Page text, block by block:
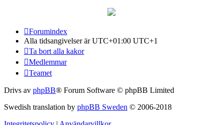
Forumindex
Alla tidsangivelser är UTC+01:00 UTC+1
Ta bort alla kakor
Medlemmar
Teamet
Drivs av phpBB® Forum Software © phpBB Limited
Swedish translation by phpBB Sweden © 2006-2018